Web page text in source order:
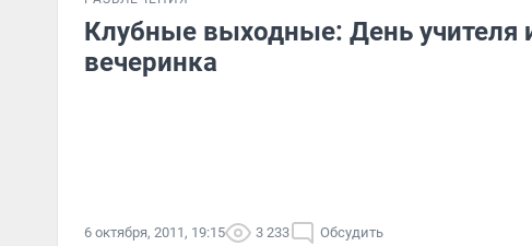
Клубные выходные: День учителя
вечеринка
6 октября, 2011, 19:15 3 233 Обсудить